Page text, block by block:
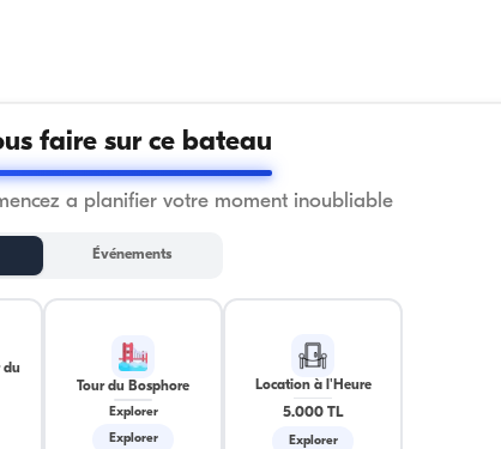
faire sur ce bateau
a planifier votre moment inoubliable
Événements
du
Tour du Bosphore
Explorer
Explorer
Location à l'Heure
5.000 TL
Explorer